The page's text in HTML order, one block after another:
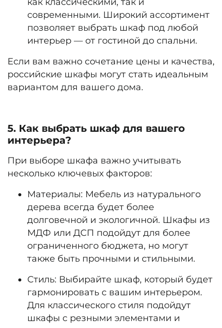
современными. Широкий ассортимент
позволяет выбрать шкаф под любой
интерьер — от гостиной до спальни.
Если вам важно сочетание цены и качества,
российские шкафы могут стать идеальным
вариантом для вашего дома.
5. Как выбрать шкаф для вашего
интерьера?
При выборе шкафа важно учитывать
несколько ключевых факторов:
Материалы: Мебель из натурального
дерева всегда будет более
долговечной и экологичной. Шкафы из
МДФ или ДСП подойдут для более
ограниченного бюджета, но могут
также быть прочными и стильными.
Стиль: Выбирайте шкаф, который будет
гармонировать с вашим интерьером.
Для классического стиля подойдут
шкафы с резными элементами и